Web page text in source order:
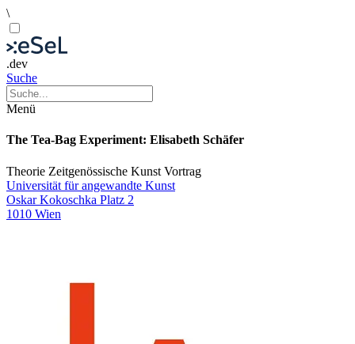
\
.dev
Suche
Menü
The Tea-Bag Experiment: Elisabeth Schäfer
Theorie Zeitgenössische Kunst Vortrag
Universität für angewandte Kunst
Oskar Kokoschka Platz 2
1010 Wien